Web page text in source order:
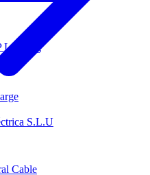
Lighting
S.L.U
Cable